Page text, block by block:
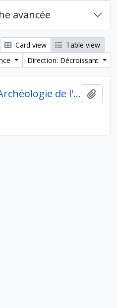
avancée
Card view
Table view
Direction: Décroissant
François Djindjian. Archéologie de l'Asie centrale